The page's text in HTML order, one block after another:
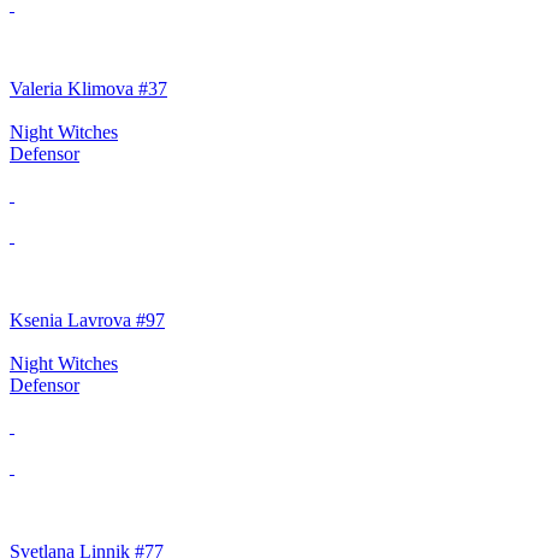
Valeria Klimova #37
Night Witches
Defensor
Ksenia Lavrova #97
Night Witches
Defensor
Svetlana Linnik #77